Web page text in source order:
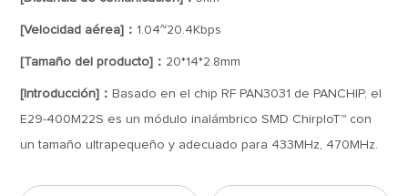
[Velocidad aérea]： 1.04~20.4Kbps
[Tamaño del producto]： 20*14*2.8mm
[Introducción]： Basado en el chip RF PAN3031 de PANCHIP, el
E29-400M22S es un módulo inalámbrico SMD ChirpIoT™ con
un tamaño ultrapequeño y adecuado para 433MHz, 470MHz.